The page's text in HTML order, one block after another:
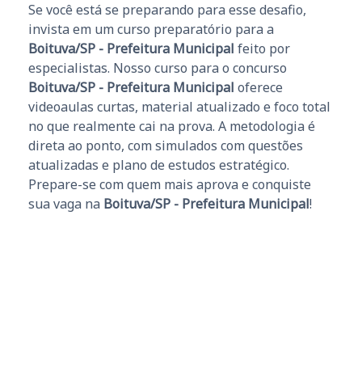
Se você está se preparando para esse desafio,
invista em um curso preparatório para a
Boituva/SP - Prefeitura Municipal feito por
especialistas. Nosso curso para o concurso
Boituva/SP - Prefeitura Municipal oferece
videoaulas curtas, material atualizado e foco total
no que realmente cai na prova. A metodologia é
direta ao ponto, com simulados com questões
atualizadas e plano de estudos estratégico.
Prepare-se com quem mais aprova e conquiste
sua vaga na Boituva/SP - Prefeitura Municipal!